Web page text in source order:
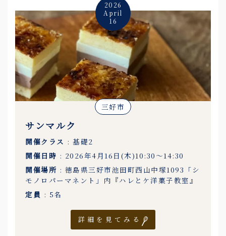
2026
April
16
三好市
サンマルク
開催クラス : 基礎2
開催日時 : 2026年4月16日(木)10:30〜14:30
開催場所 : 徳島県三好市池田町西山中塚1093「シ
モノロパーマネント」内『ハレとケ洋菓子教室』
定員 : 5名
詳細を見てみる